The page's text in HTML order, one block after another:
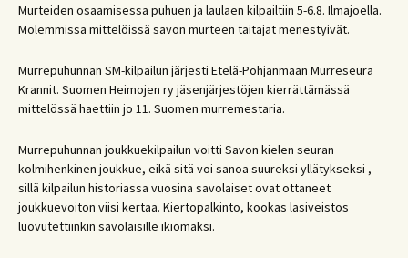
Murteiden osaamisessa puhuen ja laulaen kilpailtiin 5-6.8. Ilmajoella.
Molemmissa mittelöissä savon murteen taitajat menestyivät.
Murrepuhunnan SM-kilpailun järjesti Etelä-Pohjanmaan Murreseura
Krannit. Suomen Heimojen ry jäsenjärjestöjen kierrättämässä
mittelössä haettiin jo 11. Suomen murremestaria.
Murrepuhunnan joukkuekilpailun voitti Savon kielen seuran
kolmihenkinen joukkue, eikä sitä voi sanoa suureksi yllätykseksi ,
sillä kilpailun historiassa vuosina savolaiset ovat ottaneet
joukkuevoiton viisi kertaa. Kiertopalkinto, kookas lasiveistos
luovutettiinkin savolaisille ikiomaksi.